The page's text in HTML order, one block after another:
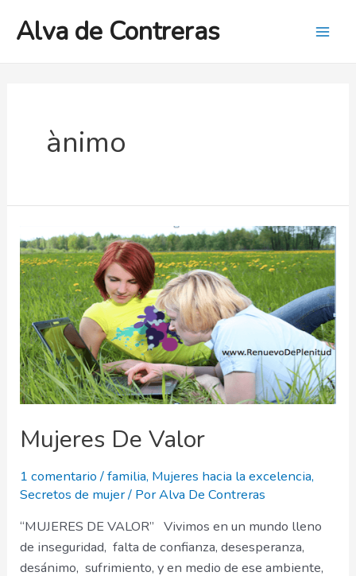
Alva de Contreras
ànimo
Mujeres De Valor
1 comentario /familia, Mujeres hacia la excelencia,
Secretos de mujer/ PorAlva De Contreras
“MUJERES DE VALOR” Vivimos en un mundo lleno
de inseguridad, falta de confianza, desesperanza,
desánimo, sufrimiento, y en medio de ese ambiente,